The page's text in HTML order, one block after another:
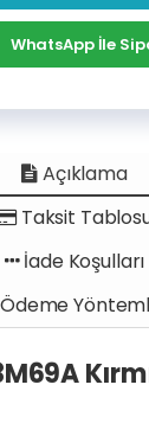
WhatsApp İle
Açıklama
Taksit
İade Koşulları